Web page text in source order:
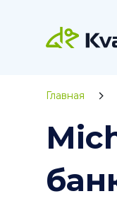
Главная